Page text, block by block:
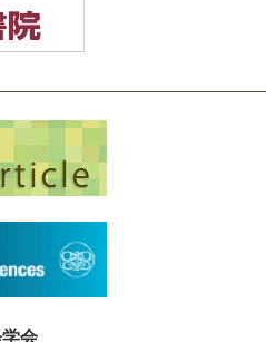
会